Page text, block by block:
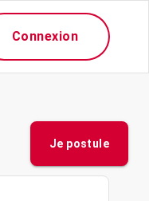
Connexion
Je postule